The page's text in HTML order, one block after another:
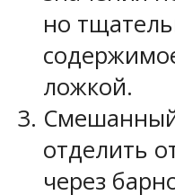
но
ложкой.
отделить
через